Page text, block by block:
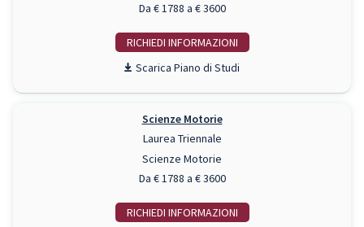
Da € 1788 a € 3600
RICHIEDI INFO
Piano di Studi
Scienze Motorie
Laurea Triennale
Scienze Motorie
Da € 1788 a € 3600
RICHIEDI INFO